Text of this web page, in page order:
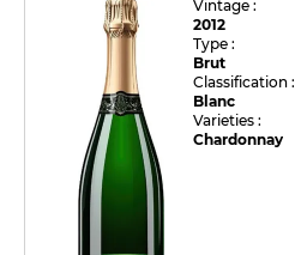
Vintage :
2012
Type :
Brut
Classification :
Blanc
Varieties :
Chardonnay